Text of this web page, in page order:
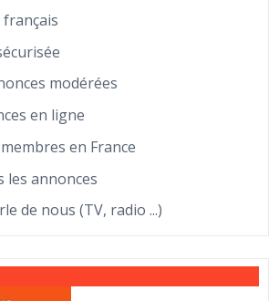
français
modérées
en ligne
en France
les annonces
de nous (TV, radio ...)